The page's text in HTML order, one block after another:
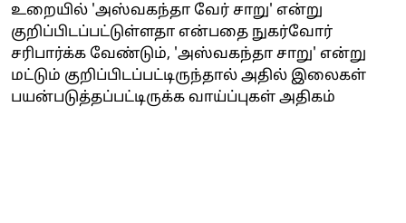
உறையில் 'அஸ்வகந்தா வேர் சாறு' என்று
குறிப்பிடப்பட்டுள்ளதா என்பதை நுகர்வோர்
சரிபார்க்க வேண்டும், 'அஸ்வகந்தா சாறு' என்று
மட்டும் குறிப்பிடப்பட்டிருந்தால் அதில் இலைகள்
பயன்படுத்தப்பட்டிருக்க வாய்ப்புகள் அதிகம்